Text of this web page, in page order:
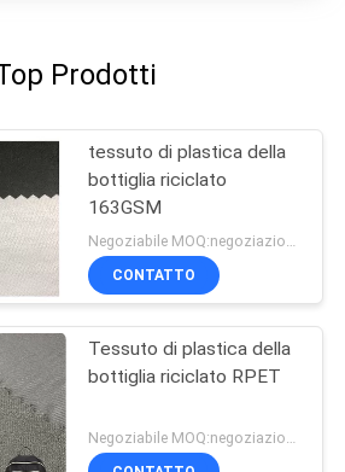
Prodotti
tessuto di plastica della
bottiglia riciclato
163GSM
CONTATTO
Tessuto di plastica della
bottiglia riciclato RPET